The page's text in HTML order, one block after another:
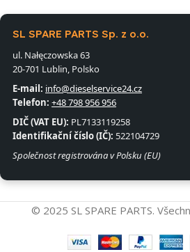
SL SPARE PARTS Sp. z o.o.
ul. Nałęczowska 63
20-701 Lublin, Polsko
E-mail: info@dieselservice24.cz
Telefon: +48 798 956 956
DIČ (VAT EU): PL7133119258
Identifikační číslo (IČ): 522104729
Společnost registrována v Polsku (EU)
© 2025 SL SPARE PARTS.